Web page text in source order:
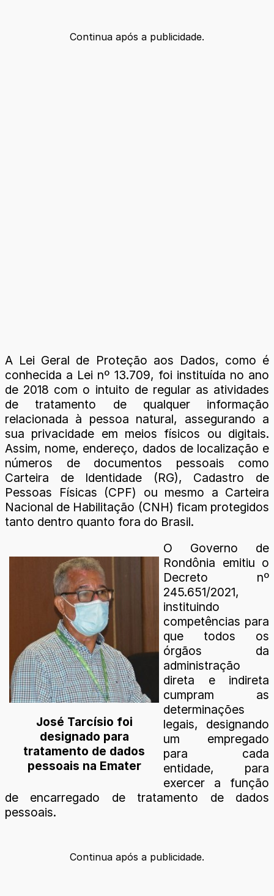
Continua após a publicidade.
A Lei Geral de Proteção aos Dados, como é
conhecida a Lei nº 13.709, foi instituída no ano
de 2018 com o intuito de regular as atividades
de tratamento de qualquer informação
relacionada à pessoa natural, assegurando a
sua privacidade em meios físicos ou digitais.
Assim, nome, endereço, dados de localização e
números de documentos pessoais como
Carteira de Identidade (RG), Cadastro de
Pessoas Físicas (CPF) ou mesmo a Carteira
Nacional de Habilitação (CNH) ficam protegidos
tanto dentro quanto fora do Brasil.
José Tarcísio foi
designado para
tratamento de dados
pessoais na Emater
O Governo de
Rondônia emitiu o
Decreto nº
245.651/2021,
instituindo
competências para
que todos os
órgãos da
administração
direta e indireta
cumpram as
determinações
legais, designando
um empregado
para cada
entidade, para
exercer a função
de encarregado de tratamento de dados
pessoais.
Continua após a publicidade.